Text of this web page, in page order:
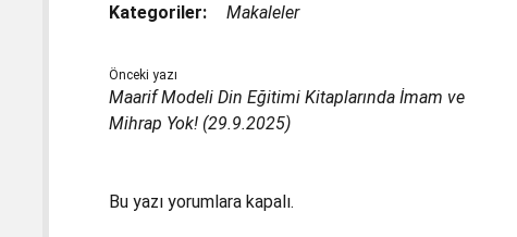
Kategoriler: Makaleler
Önceki yazı
Maarif Modeli Din Eğitimi Kitaplarında İmam ve
Mihrap Yok! (29.9.2025)
Bu yazı yorumlara kapalı.